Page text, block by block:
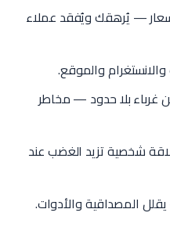
— يُرهقك ويُفقد عملاء
والموقع.
غرباء بلا حدود — مخاطر
شخصية تزيد الغضب عند
المصداقية والأدوات.